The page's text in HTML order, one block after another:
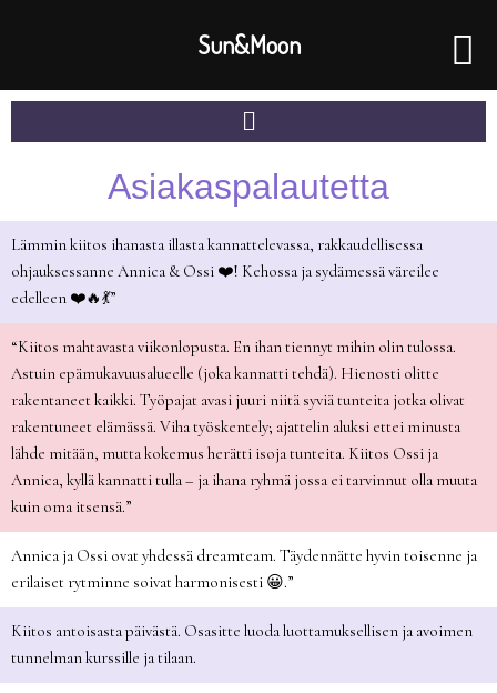
Menu
Asiakaspalautetta
Lämmin kiitos ihanasta illasta kannattelevassa, rakkaudellisessa
ohjauksessanne Annica & Ossi ❤️! Kehossa ja sydämessä väreilee
edelleen ❤️🔥💃”
“Kiitos mahtavasta viikonlopusta. En ihan tiennyt mihin olin tulossa.
Astuin epämukavuusalueelle (joka kannatti tehdä). Hienosti olitte
rakentaneet kaikki. Työpajat avasi juuri niitä syviä tunteita jotka olivat
rakentuneet elämässä. Viha työskentely; ajattelin aluksi ettei minusta
lähde mitään, mutta kokemus herätti isoja tunteita. Kiitos Ossi ja
Annica, kyllä kannatti tulla – ja ihana ryhmä jossa ei tarvinnut olla muuta
kuin oma itsensä.”
Annica ja Ossi ovat yhdessä dreamteam. Täydennätte hyvin toisenne ja
erilaiset rytminne soivat harmonisesti 😀.”
Kiitos antoisasta päivästä. Osasitte luoda luottamuksellisen ja avoimen
tunnelman kurssille ja tilaan.
Sun&Moon